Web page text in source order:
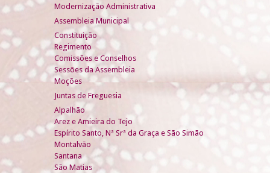
Modernização Administrativa
Assembleia Municipal
Constituição
Regimento
Comissões e Conselhos
Sessões da Assembleia
Moções
Juntas de Freguesia
Alpalhão
Arez e Amieira do Tejo
Espírito Santo, Nª Srª da Graça e São Simão
Montalvão
Santana
São Matias